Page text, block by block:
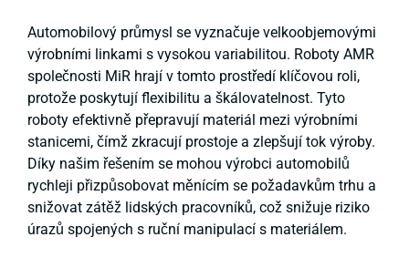
Automobilový průmysl se vyznačuje velkoobjemovými
výrobními linkami s vysokou variabilitou. Roboty AMR
společnosti MiR hrají v tomto prostředí klíčovou roli,
protože poskytují flexibilitu a škálovatelnost. Tyto
roboty efektivně přepravují materiál mezi výrobními
stanicemi, čímž zkracují prostoje a zlepšují tok výroby.
Díky našim řešením se mohou výrobci automobilů
rychleji přizpůsobovat měnícím se požadavkům trhu a
snižovat zátěž lidských pracovníků, což snižuje riziko
úrazů spojených s ruční manipulací s materiálem.